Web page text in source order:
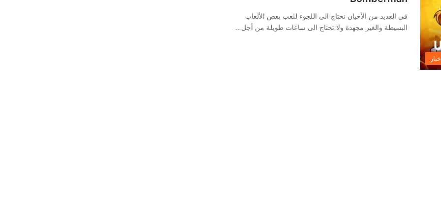
في العديد من الأحيان نحتاج الى اللجوء للعب بعض الألعاب
البسيطة والغير مجهدة ولا تحتاج الى ساعات طويلة من أجل…